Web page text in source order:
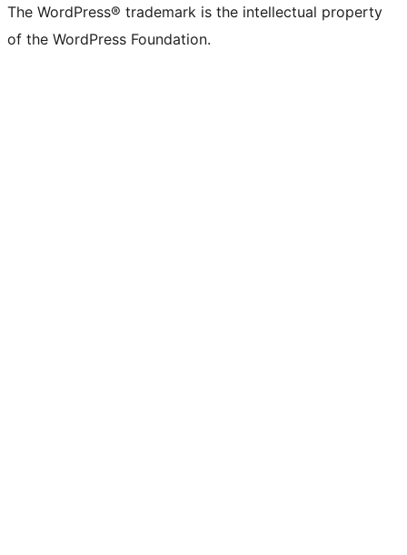
The WordPress® trademark is the intellectual property
of the WordPress Foundation.